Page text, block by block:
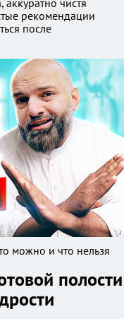
аккуратно чистя
рекомендации
после
можно и что нельзя
полости